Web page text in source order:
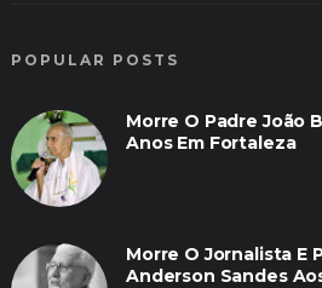
POPULAR POSTS
Morre O Padre João
Anos Em Fortaleza
Morre O Jornalista E
Anderson Sandes